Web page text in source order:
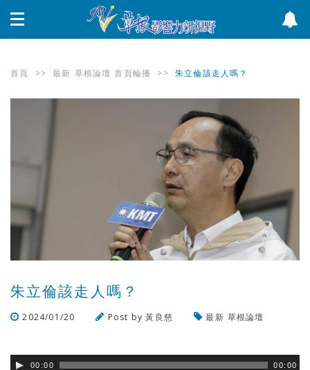
首頁 >> 最新 草根論壇 首頁輪播 >> 朱立倫該走人嗎？
朱立倫該走人嗎？
2024/01/20 Post by黃良慈 最新 草根論壇
00:00 00:00